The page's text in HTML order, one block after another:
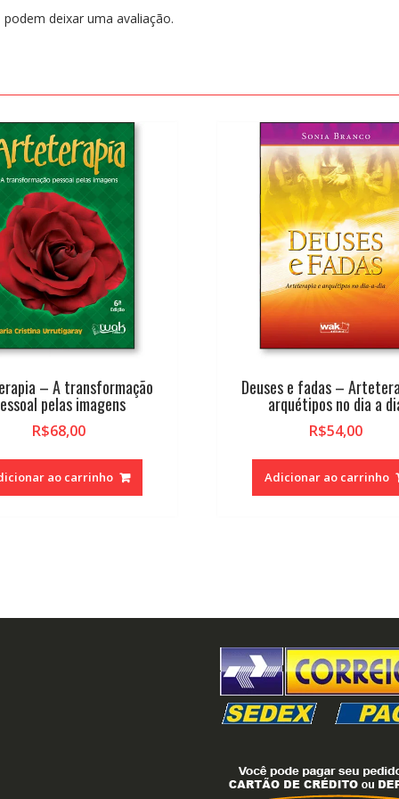
deixar uma avaliação.
– A transformação
pelas imagens
R$68,00
ao carrinho
Deuses e fadas –
arquétipos no dia a
R$54,00
Adicionar ao carrinho